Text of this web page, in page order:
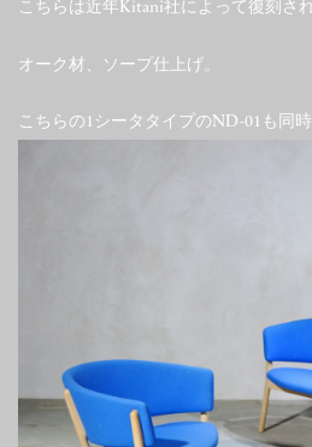
こちらは近年Kitani社によって復刻さ
オーク材、ソープ仕上げ。
こちらの1シータタイプのND-01も同時